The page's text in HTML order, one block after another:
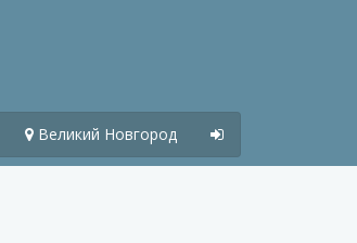
Великий Новгород